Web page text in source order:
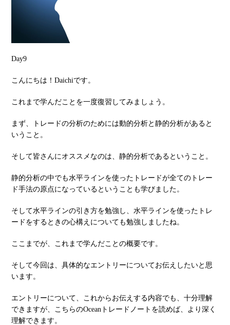
Day9
こんにちは！Daichiです。
これまで学んだことを一度復習してみましょう。
まず、トレードの分析のためには動的分析と静的分析があると
いうこと。
そして皆さんにオススメなのは、静的分析であるということ。
静的分析の中でも水平ラインを使ったトレードが全てのトレー
ド手法の原点になっているということも学びました。
そして水平ラインの引き方を勉強し、水平ラインを使ったトレ
ードをするときの心構えについても勉強しましたね。
ここまでが、これまで学んだことの概要です。
そして今回は、具体的なエントリーについてお伝えしたいと思
います。
エントリーについて、これからお伝えする内容でも、十分理解
できますが、こちらのOceanトレードノートを読めば、より深く
理解できます。